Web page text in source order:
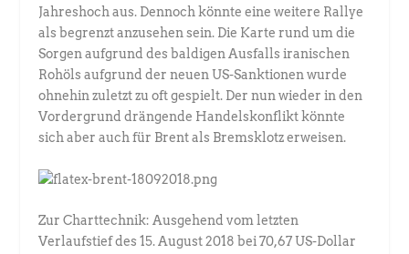
Jahreshoch aus. Dennoch könnte eine weitere Rallye
als begrenzt anzusehen sein. Die Karte rund um die
Sorgen aufgrund des baldigen Ausfalls iranischen
Rohöls aufgrund der neuen US-Sanktionen wurde
ohnehin zuletzt zu oft gespielt. Der nun wieder in den
Vordergrund drängende Handelskonflikt könnte
sich aber auch für Brent als Bremsklotz erweisen.
Zur Charttechnik: Ausgehend vom letzten
Verlaufstief des 15. August 2018 bei 70,67 US-Dollar